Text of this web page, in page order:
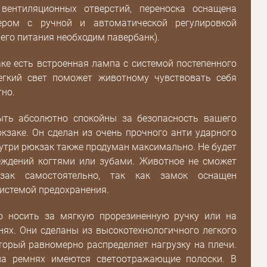
вентиляционных отверстий, переноска оснащена
с ручной и автоматической регулировкой
питания необходим павербанк).
есть встроенная лампа с системой постепенного
свет поможет животному чувствовать себя
абсолютно спокойны за безопасность вашего
Он сделан из очень прочного анти ударного
рюкзак также продуман максимально. Не будет
когтями или зубами. Животное не сможет
самостоятельно, так как замок оснащен
предохранения.
носить за мягкую прорезиненную ручку или на
Они сделаны из высокотехнологичного легкого
равномерно распределяет нагрузку на плечи.
ремнях имеются светоотражающие полоски. В
Зарегистрироваться